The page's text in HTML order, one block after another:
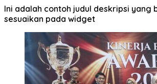
Ini adalah contoh judul deskripsi yang
sesuaikan pada widget